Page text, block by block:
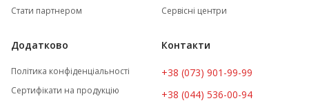
Стати партнером
Сервісні центри
Додатково
Політика конфіденціальності
Сертифікати на продукцію
Контакти
+38 (073) 901-99-99
+38 (044) 536-00-94